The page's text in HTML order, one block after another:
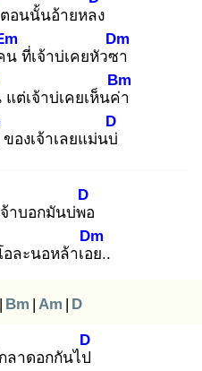
ตอนนั้นอ้ายหลง
น ที่เจ้าบ่เคยหัวซา
Dm
แต่เจ้าบ่เคยเห็นค่า
Bm
ของเจ้าเลยแม่นบ่
D
าบอกมันบ่พอ
D
อละนอหล้าเอย
Dm
..
| Bm | Am | D
ลาดอกกันไป
D